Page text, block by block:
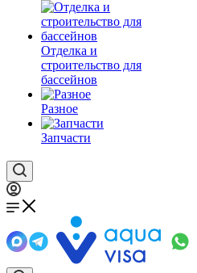
Отделка и
строительство для
бассейнов
Разное
Запчасти